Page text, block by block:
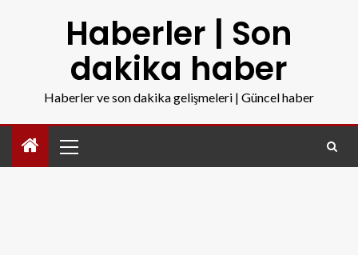
Haberler | Son
dakika haber
Haberler ve son dakika gelişmeleri | Güncel haber